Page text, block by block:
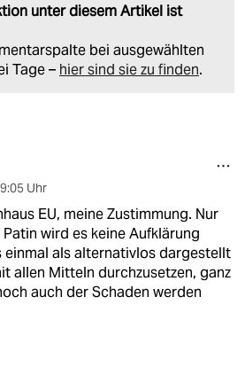
unter diesem Artikel ist
bei ausgewählten
Tage – hier sind sie zu finden.
Uhr
EU, meine Zustimmung. Nur
wird es keine Aufklärung
einmal als alternativlos dargestellt
allen Mitteln durchzusetzen, ganz
auch der Schaden werden